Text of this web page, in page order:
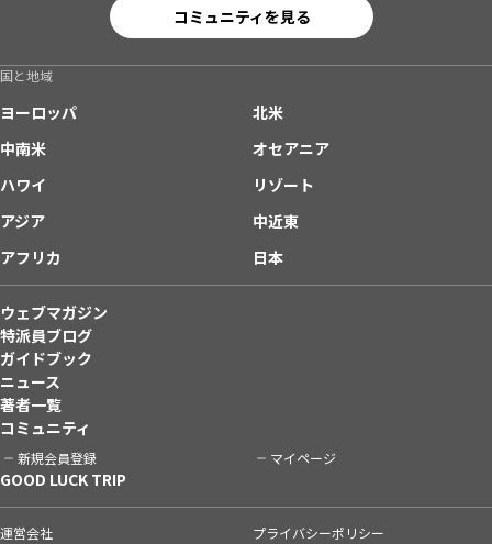
コミュニティを見る
国と地域
ヨーロッパ
北米
中南米
オセアニア
ハワイ
リゾート
アジア
中近東
アフリカ
日本
ウェブマガジン
特派員ブログ
ガイドブック
ニュース
著者一覧
コミュニティ
新規会員登録 マイページ
GOOD LUCK TRIP
運営会社 プライバシーポリシー